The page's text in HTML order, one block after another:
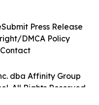
dba Affinity Group
All Rights Reserved.
Submit Press Release
DMCA Policy
Contact